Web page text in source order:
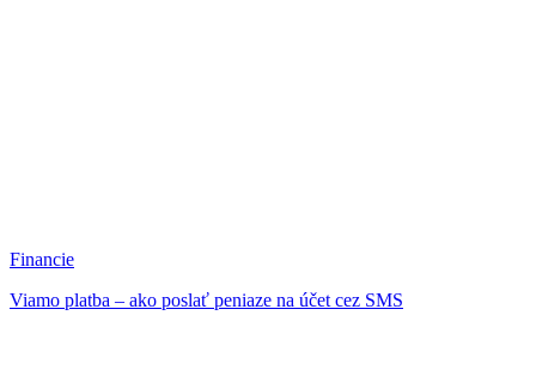
Financie
Viamo platba – ako poslať peniaze na účet cez SMS